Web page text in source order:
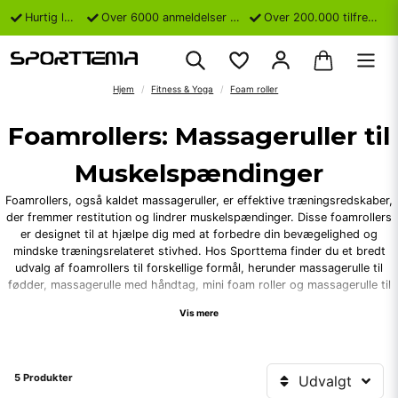
Hurtig levering Over 6000 anmeldelser på Trustpilot Over 200.000 tilfredse kunder
Hjem Fitness & Yoga Foam roller
Foamrollers: Massageruller til
Muskelspændinger
Foamrollers, også kaldet massageruller, er effektive træningsredskaber,
der fremmer restitution og lindrer muskelspændinger. Disse foamrollers
er designet til at hjælpe dig med at forbedre din bevægelighed og
mindske træningsrelateret stivhed. Hos Sporttema finder du et bredt
udvalg af foamrollers til forskellige formål, herunder massagerulle til
fødder, massagerulle med håndtag, mini foam roller og massagerulle til
At bruge foamrollers har flere fordele for din træningsrutine og velvære.
Her er nogle af de vigtigste fordele:
Vis mere
5 Produkter Udvalgt